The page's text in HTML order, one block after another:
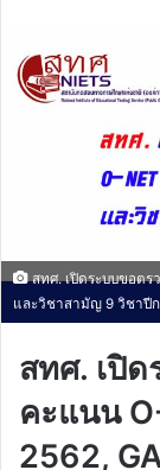
สทศ. เปิดระบบขอตร
และวิชาสามัญ 9 วิชาปี
สทศ. เปิ
คะแนน
2562,